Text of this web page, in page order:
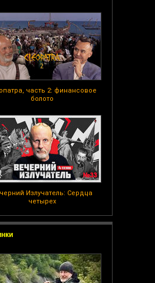
часть 2: финансовое
болото
Излучатель: Сердца
четырех